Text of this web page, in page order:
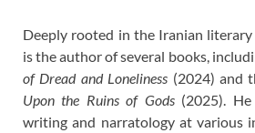
Deeply rooted in the Iranian
is the author of several books,
of Dread and Loneliness (2024) and
Upon the Ruins of Gods(2025). He
writing and narratology at various